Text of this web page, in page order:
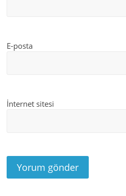
E-posta
İnternet sitesi